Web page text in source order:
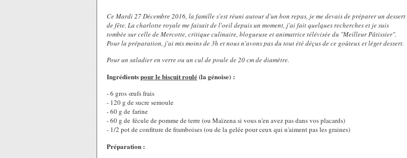
Ce Mardi 27 Décembre 2016, la famille s'est réuni autour d'un bon repas, je me devais de préparer un dessert
de fête. La charlotte royale me faisait de l'oeil depuis un moment, j'ai fait quelques recherches et je suis
tombée sur celle de Mercotte, critique culinaire, blogueuse et animatrice télévisée du "Meilleur Pâtissier".
Pour la préparation, j'ai mis moins de 3h et nous n'avons pas du tout été déçus de ce goûteux et léger dessert.
Pour un saladier en verre ou un cul de poule de 20 cm de diamètre.
Ingrédientspour le biscuit roulé(la génoise) :
- 6 gros œufs frais
- 120 g de sucre semoule
- 60 g de farine
- 60 g de fécule de pomme de terre (ou Maïzena si vous n'en avez pas dans vos placards)
- 1/2 pot de confiture de framboises (ou de la gelée pour ceux qui n'aiment pas les graines)
Préparation :